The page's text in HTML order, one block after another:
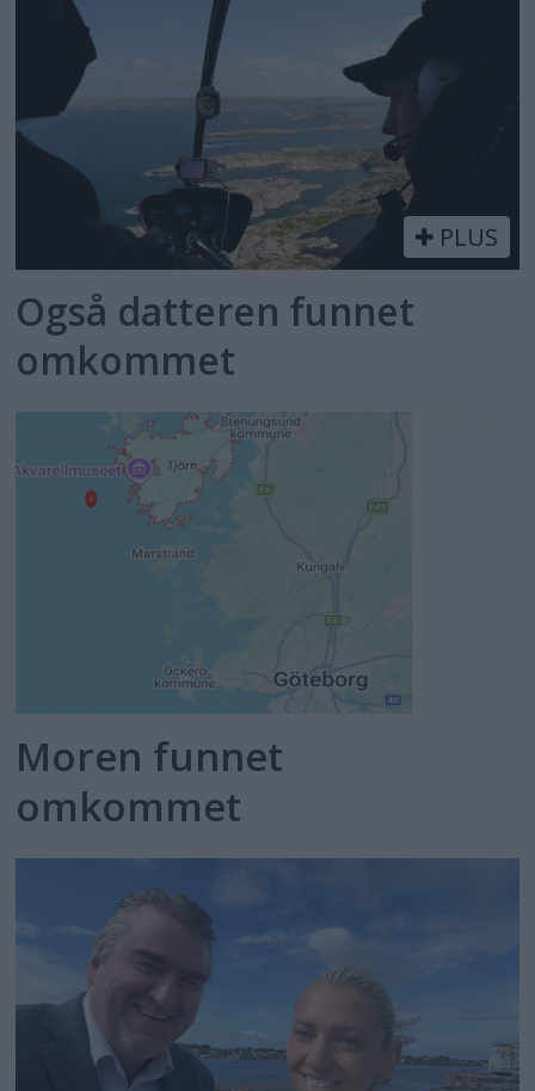
PLUS
Også datteren funnet
omkommet
Moren funnet
omkommet